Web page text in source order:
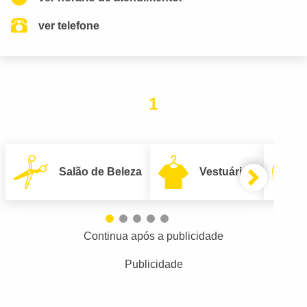
ver telefone
1
Salão de Beleza Vestuário
Continua após a publicidade
Publicidade